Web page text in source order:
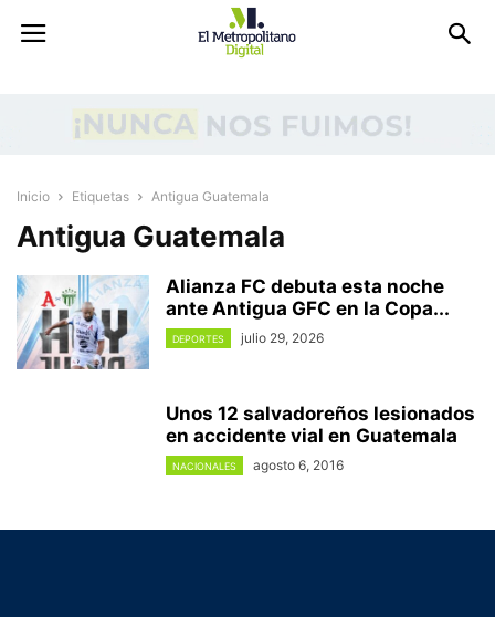
Inicio Etiquetas Antigua Guatemala
Antigua Guatemala
Alianza FC debuta esta noche
ante Antigua GFC en la Copa...
DEPORTES julio 29, 2026
Unos 12 salvadoreños lesionados
en accidente vial en Guatemala
NACIONALES agosto 6, 2016